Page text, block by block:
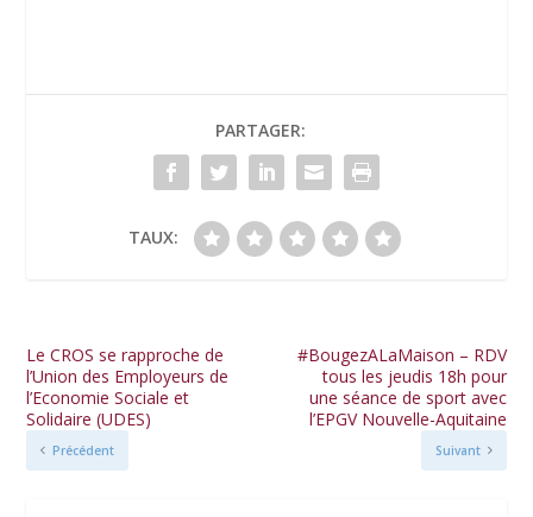
PARTAGER:
TAUX:
Le CROS se rapproche de
l’Union des Employeurs de
l’Economie Sociale et
Solidaire (UDES)
Précédent
#BougezALaMaison – RDV
tous les jeudis 18h pour
une séance de sport avec
l’EPGV Nouvelle-Aquitaine
Suivant